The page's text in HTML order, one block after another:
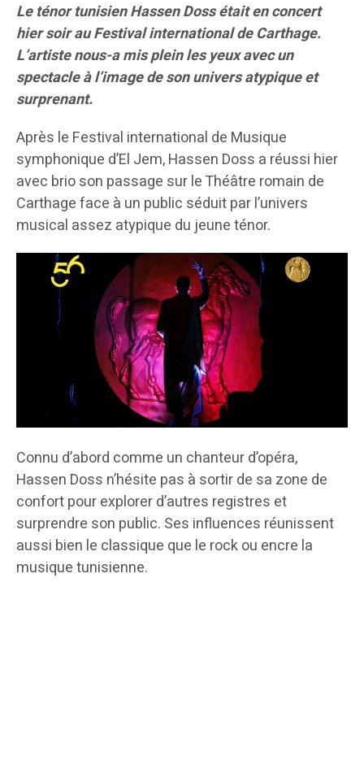
Le ténor tunisien Hassen Doss était en concert
hier soir au Festival international de Carthage.
L’artiste nous-a mis plein les yeux avec un
spectacle à l’image de son univers atypique et
surprenant.
Après le Festival international de Musique
symphonique d’El Jem, Hassen Doss a réussi hier
avec brio son passage sur le Théâtre romain de
Carthage face à un public séduit par l’univers
musical assez atypique du jeune ténor.
Connu d’abord comme un chanteur d’opéra,
Hassen Doss n’hésite pas à sortir de sa zone de
confort pour explorer d’autres registres et
surprendre son public. Ses influences réunissent
aussi bien le classique que le rock ou encre la
musique tunisienne.